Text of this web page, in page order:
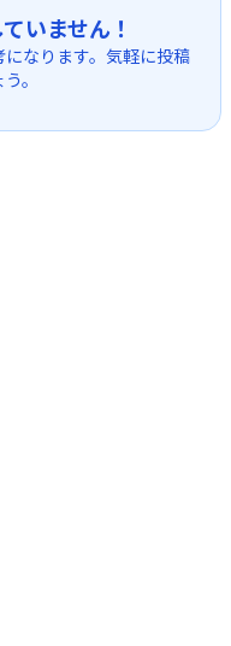
いません！
なります。気軽に投稿
。